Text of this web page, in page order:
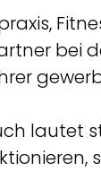
bei
lautet